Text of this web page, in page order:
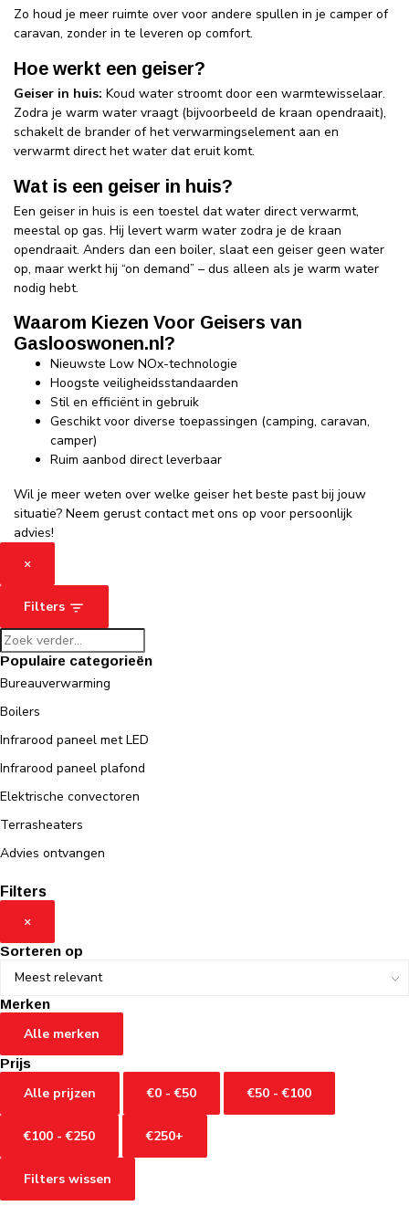
Zo houd je meer ruimte over voor andere spullen in je camper of
caravan, zonder in te leveren op comfort.
Hoe werkt een geiser?
Geiser in huis: Koud water stroomt door een warmtewisselaar.
Zodra je warm water vraagt (bijvoorbeeld de kraan opendraait),
schakelt de brander of het verwarmingselement aan en
verwarmt direct het water dat eruit komt.
Wat is een geiser in huis?
Een geiser in huis is een toestel dat water direct verwarmt,
meestal op gas. Hij levert warm water zodra je de kraan
opendraait. Anders dan een boiler, slaat een geiser geen water
op, maar werkt hij “on demand” – dus alleen als je warm water
nodig hebt.
Waarom Kiezen Voor Geisers van
Gaslooswonen.nl?
Nieuwste Low NOx-technologie
Hoogste veiligheidsstandaarden
Stil en efficiënt in gebruik
Geschikt voor diverse toepassingen (camping, caravan,
camper)
Ruim aanbod direct leverbaar
Wil je meer weten over welke geiser het beste past bij jouw
situatie? Neem gerust contact met ons op voor persoonlijk
advies!
×
Filters
Populaire categorieën
Bureauverwarming
Boilers
Infrarood paneel met LED
Infrarood paneel plafond
Elektrische convectoren
Terrasheaters
Advies ontvangen
Filters
×
Sorteren op
Merken
Alle merken
Prijs
Alle prijzen €0 - €50 €50 - €100
€100 - €250 €250+
Filters wissen